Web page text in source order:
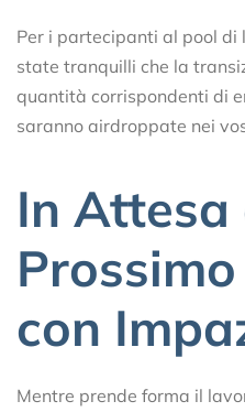
Per i partecipanti al pool di
state tranquilli che la
quantità corrispondenti di
saranno airdroppate nei
In Attesa
con
Mentre prende forma il